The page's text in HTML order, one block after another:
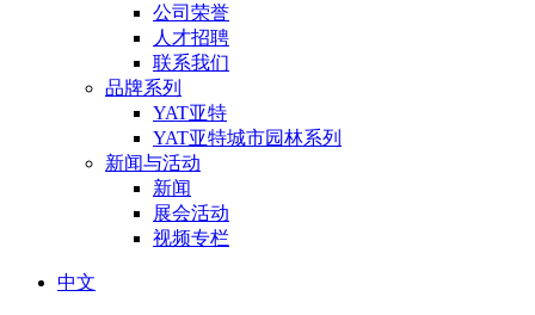
公司荣誉
人才招聘
联系我们
品牌系列
YAT亚特
YAT亚特城市园林系列
新闻与活动
新闻
展会活动
视频专栏
中文